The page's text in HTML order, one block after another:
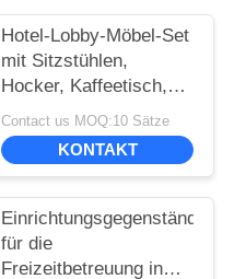
Hotel-Lobby-Möbel-Set
mit Sitzstühlen,
Hocker, Kaffeetisch,
Sofa-Kissen
Contact us MOQ:10 Sätze
KONTAKT
Einrichtungsgegenstände
für die
Freizeitbetreuung in